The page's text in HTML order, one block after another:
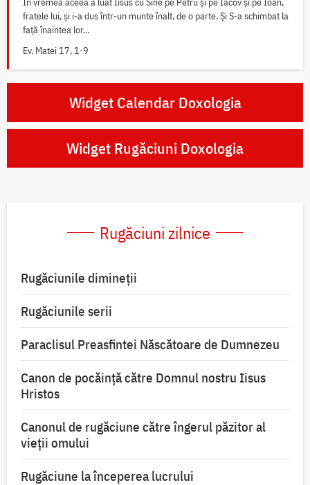
fratele lui, și i-a dus într-un munte înalt, de o parte. Și S-a schimbat la
față înaintea lor...
Ev. Matei 17, 1-9
Widget Calendar Doxologia
Widget Rugăciuni Doxologia
Rugăciuni zilnice
Rugăciunile dimineții
Rugăciunile serii
Paraclisul Preasfintei Născătoare de Dumnezeu
Canon de pocăință către Domnul nostru Iisus
Hristos
Canonul de rugăciune către îngerul păzitor al
vieții omului
Rugăciune la începerea lucrului